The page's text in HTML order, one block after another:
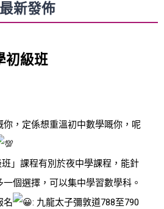
最新發佈
初級班
，定係想重溫初中數學嘅你，呢
」課程有別於夜中學課程，能針
個選擇，可以集中學習數學科。
名
: 九龍太子彌敦道788至790